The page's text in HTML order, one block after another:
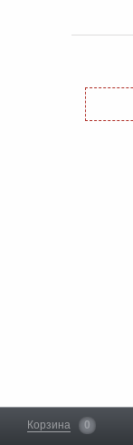
Корзина 0